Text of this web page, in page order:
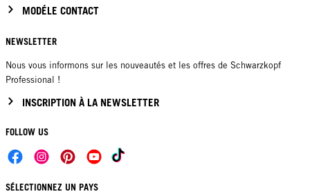
MODÉLE CONTACT
NEWSLETTER
Nous vous informons sur les nouveautés et les offres de Schwarzkopf
Professional !
INSCRIPTION À LA NEWSLETTER
FOLLOW US
SÉLECTIONNEZ UN PAYS